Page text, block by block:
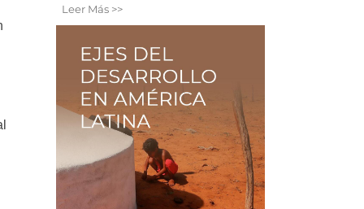
Leer Más >>